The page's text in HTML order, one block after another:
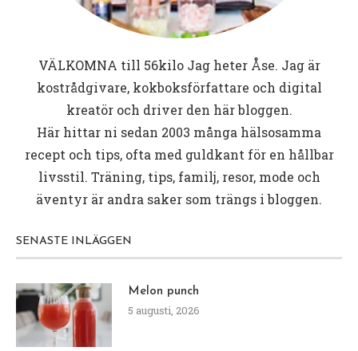
VÄLKOMNA till 56kiloJag heter Åse. Jag är
kostrådgivare, kokboksförfattare och digital
kreatör och driver den här bloggen.
Här hittar ni sedan 2003 många hälsosamma
recept och tips, ofta med guldkant för en hållbar
livsstil. Träning, tips, familj, resor, mode och
äventyr är andra saker som trängs i bloggen.
SENASTE INLÄGGEN
Melon punch
5 augusti, 2026